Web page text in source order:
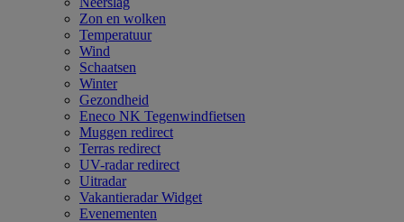
Zon en wolken
Temperatuur
Wind
Schaatsen
Winter
Gezondheid
Eneco NK Tegenwindfietsen
Muggen redirect
Terras redirect
UV-radar redirect
Uitradar
Vakantieradar Widget
Evenementen